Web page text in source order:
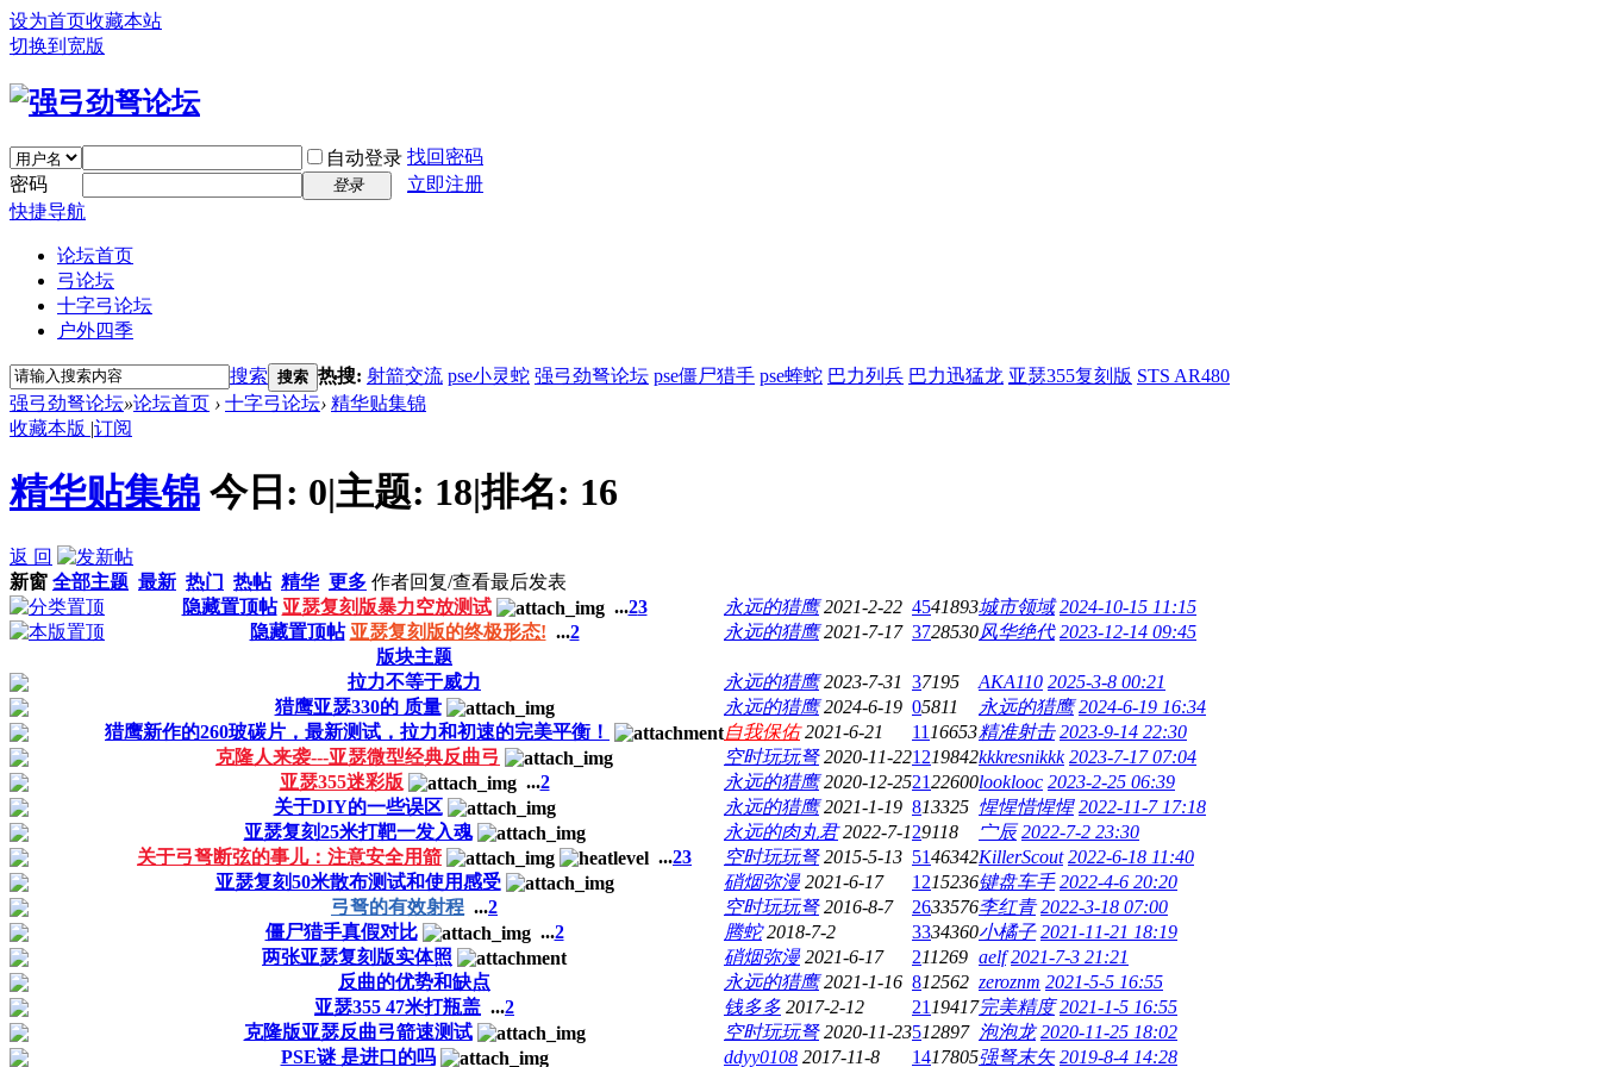
设为首页收藏本站
切换到宽版
自动登录 找回密码
密码
登录
立即注册
快捷导航
论坛首页
弓论坛
十字弓论坛
户外四季
搜索 搜索 热搜: 射箭交流 pse小灵蛇 强弓劲弩论坛 pse僵尸猎手 pse蝰蛇 巴力列兵 巴力迅猛龙 亚瑟355复刻版 STS AR480
强弓劲弩论坛»论坛首页 › 十字弓论坛› 精华贴集锦
收藏本版 |订阅
精华贴集锦 今日: 0|主题: 18|排名: 16
返 回
新窗 全部主题 最新 热门 热帖 精华 更多 作者回复/查看最后发表
隐藏置顶帖 亚瑟复刻版暴力空放测试 ...23 永远的猎鹰 2021-2-22 4541893城市领域 2024-10-15 11:15
隐藏置顶帖 亚瑟复刻版的终极形态! ...2 永远的猎鹰 2021-7-17 3728530风华绝代 2023-12-14 09:45
版块主题
拉力不等于威力
永远的猎鹰 2023-7-31 37195 AKA110 2025-3-8 00:21
猎鹰亚瑟330的 质量
永远的猎鹰 2024-6-19 05811 永远的猎鹰 2024-6-19 16:34
猎鹰新作的260玻碳片，最新测试，拉力和初速的完美平衡！
自我保佑 2021-6-21 11 16653精准射击 2023-9-14 22:30
克隆人来袭---亚瑟微型经典反曲弓
空时玩玩弩 2020-11-221219842kkkresnikkk 2023-7-17 07:04
亚瑟355迷彩版
...2 永远的猎鹰 2020-12-252122600looklooc 2023-2-25 06:39
关于DIY的一些误区
永远的猎鹰 2021-1-19 813325 惺惺惜惺惺 2022-11-7 17:18
亚瑟复刻25米打靶一发入魂
永远的肉丸君 2022-7-129118 宀辰 2022-7-2 23:30
关于弓弩断弦的事儿：注意安全用箭
...23 空时玩玩弩 2015-5-13 5146342KillerScout 2022-6-18 11:40
亚瑟复刻50米散布测试和使用感受
硝烟弥漫 2021-6-17 1215236键盘车手 2022-4-6 20:20
弓弩的有效射程 ...2 空时玩玩弩 2016-8-7 2633576李红青 2022-3-18 07:00
僵尸猎手真假对比
...2 腾蛇 2018-7-2 3334360小橘子 2021-11-21 18:19
两张亚瑟复刻版实体照
硝烟弥漫 2021-6-17 211269 aelf 2021-7-3 21:21
反曲的优势和缺点
永远的猎鹰 2021-1-16 812562 zeroznm 2021-5-5 16:55
亚瑟355 47米打瓶盖 ...2 钱多多 2017-2-12 21 19417完美精度 2021-1-5 16:55
克隆版亚瑟反曲弓箭速测试
空时玩玩弩 2020-11-23512897 泡泡龙 2020-11-25 18:02
PSE谜 是进口的吗
ddyy0108 2017-11-8 1417805强弩末矢 2019-8-4 14:28